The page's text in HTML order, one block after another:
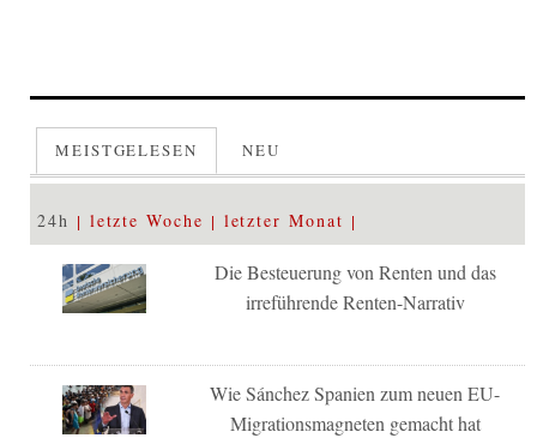
MEISTGELESEN NEU
24h letzte Woche letzter Monat
Die Besteuerung von Renten und das
irreführende Renten-Narrativ
Wie Sánchez Spanien zum neuen EU-
Migrationsmagneten gemacht hat